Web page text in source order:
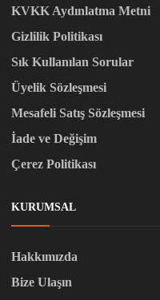
KVKK Aydınlatma Metni
Gizlilik Politikası
Sık Kullanılan Sorular
Üyelik Sözleşmesi
Mesafeli Satış Sözleşmesi
İade ve Değişim
Çerez Politikası
KURUMSAL
Hakkımızda
Bize Ulaşın